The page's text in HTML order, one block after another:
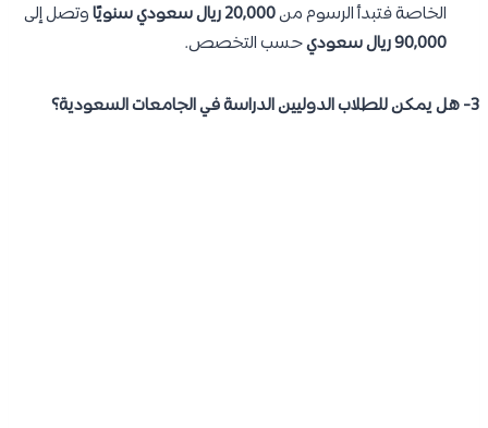
الخاصة فتبدأ الرسوم من20,000 ريال سعودي سنويًا
وتصل إلى
90,000 ريال سعودي
حسب التخصص.
3- هل يمكن للطلاب الدوليين الدراسة في الجامعات السعودية؟